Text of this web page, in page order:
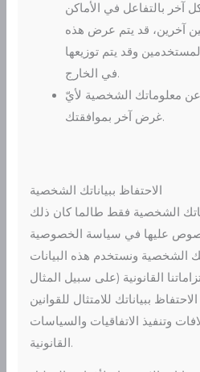
بالتفاعل في الأماكن
آخرين، قد يتم عرض هذه
وقد يتم توزيعها
في الخارج.
معلوماتك الشخصية لأيّ
غرض آخر بموافقتك.
الاحتفاظ ببياناتك الشخصية
الشخصية فقط طالما كان ذلك
عليها في سياسة الخصوصية
الشخصية ونستخدم هذه البيانات
القانونية (على سبيل المثال
ببياناتك للامتثال للقوانين
وتنفيذ الاتفاقيات والسياسات
القانونية.